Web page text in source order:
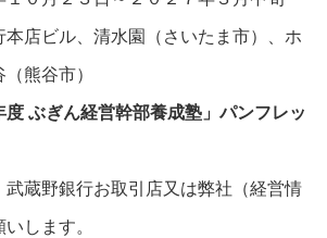
店ビル、清水園（さいたま市）、ホ
熊谷市）
度 ぶぎん経営幹部養成塾」パンフレッ
蔵野銀行お取引店又は弊社（経営情
します。